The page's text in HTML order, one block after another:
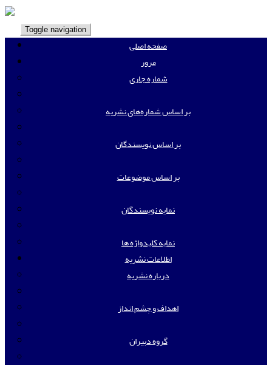
Toggle navigation
صفحه اصلی
مرور
شماره جاری
بر اساس شماره‌های نشریه
بر اساس نویسندگان
بر اساس موضوعات
نمایه نویسندگان
نمایه کلیدواژه ها
اطلاعات نشریه
درباره نشریه
اهداف و چشم انداز
گروه دبیران